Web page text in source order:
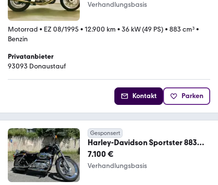
Verhandlungsbasis
Motorrad • EZ 08/1995 • 12.900 km • 36 kW (49 PS) • 883 cm³•
Benzin
Privatanbieter
93093 Donaustauf
Kontakt Parken
Gesponsert
Harley-Davidson Sportster 883
XL2 / XLH Hugger
7.100 €
Verhandlungsbasis